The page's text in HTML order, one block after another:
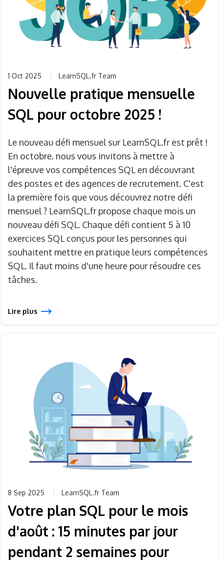
1 Oct 2025 LearnSQL.fr Team
Nouvelle pratique mensuelle
SQL pour octobre 2025 !
Le nouveau défi mensuel sur LearnSQL.fr est prêt !
En octobre, nous vous invitons à mettre à
l'épreuve vos compétences SQL en découvrant
des postes et des agences de recrutement. C'est
la première fois que vous découvrez notre défi
mensuel ? LearnSQL.fr propose chaque mois un
nouveau défi SQL. Chaque défi contient 5 à 10
exercices SQL conçus pour les personnes qui
souhaitent mettre en pratique leurs compétences
SQL. Il faut moins d'une heure pour résoudre ces
tâches.
Lire plus
8 Sep 2025 LearnSQL.fr Team
Votre plan SQL pour le mois
d'août : 15 minutes par jour
pendant 2 semaines pour